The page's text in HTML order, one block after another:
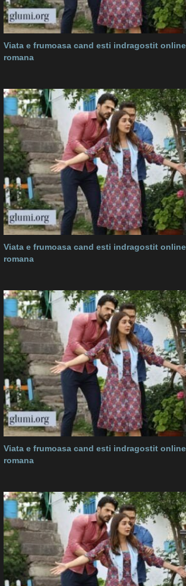
Viata e frumoasa cand esti indragostit
romana
Viata e frumoasa cand esti indragostit
romana
Viata e frumoasa cand esti indragostit
romana